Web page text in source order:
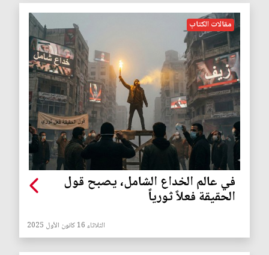
مقالات الكتاب
في عالم الخداع الشامل، يصبح قول
الحقيقة فعلاً ثورياً
الثلاثاء 16 كانون الأول 2025